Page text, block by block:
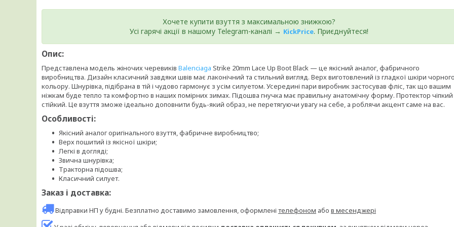
Хочете купити взуття з максимальною знижкою?
Усі гарячі акції в нашому Telegram-каналі → KickPrice. Приєднуйтеся!
Опис:
Представлена модель жіночих черевиків Balenciaga Strike 20mm Lace Up Boot Black — це якісний аналог, фабричного
виробництва. Дизайн класичний завдяки швів має лаконічний та стильний вигляд. Верх виготовлений із гладкої шкіри
кольору. Шнурівка, підібрана в тій і чудово гармонує з усім силуетом. Усередині пари виробник застосував фліс, так що вашим
ніжкам буде тепло та комфортно в наших помірних зимах. Підошва гнучка має правильну анатомічну форму. Протектор чіпкий
стійкий. Це взуття зможе ідеально доповнити будь-який образ, не перетягуючи увагу на себе, а роблячи акцент саме на вас.
Особливості:
Якісний аналог оригінального взуття, фабричне виробництво;
Верх пошитий із якісної шкіри;
Легкі в догляді;
Звична шнурівка;
Тракторна підошва;
Класичний силует.
Заказ і доставка:
Відправки НП у будні. Безплатно доставимо замовлення, оформлені телефоном або в месенджері